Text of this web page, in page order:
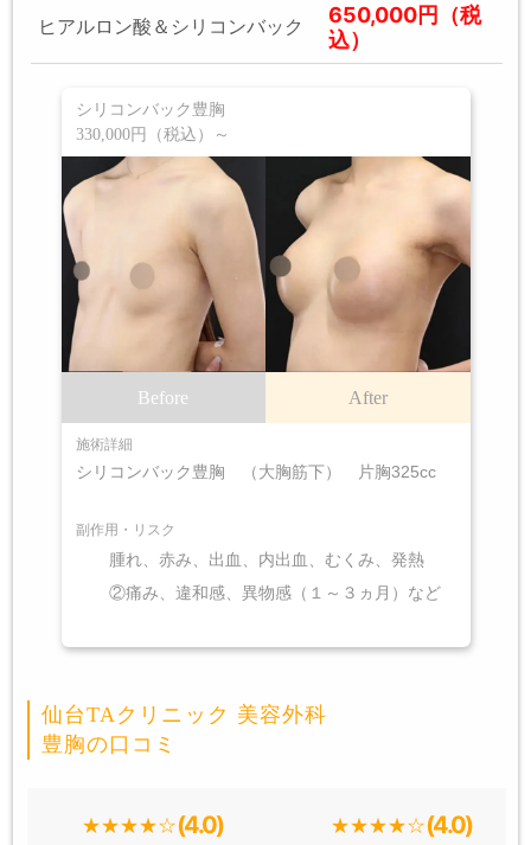
ヒアルロン酸＆シリコンバック
650,000円（税
込）
シリコンバック豊胸
330,000円（税込）～
Before After
施術詳細
シリコンバック豊胸 （大胸筋下） 片胸325cc
副作用・リスク
腫れ、赤み、出血、内出血、むくみ、発熱
②痛み、違和感、異物感（１～３ヵ月）など
仙台TAクリニック 美容外科
豊胸の口コミ
(4.0) (4.0)